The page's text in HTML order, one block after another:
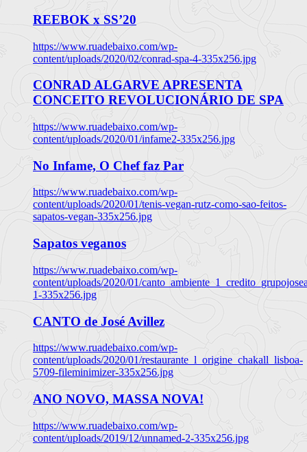
REEBOK x SS’20
https://www.ruadebaixo.com/wp-
content/uploads/2020/02/conrad-spa-4-335x256.jpg
CONRAD ALGARVE APRESENTA
CONCEITO REVOLUCIONÁRIO DE SPA
https://www.ruadebaixo.com/wp-
content/uploads/2020/01/infame2-335x256.jpg
No Infame, O Chef faz Par
https://www.ruadebaixo.com/wp-
content/uploads/2020/01/tenis-vegan-rutz-como-sao-feitos-
sapatos-vegan-335x256.jpg
Sapatos veganos
https://www.ruadebaixo.com/wp-
content/uploads/2020/01/
1-335x256.jpg
CANTO de José Avillez
https://www.ruadebaixo.com/wp-
content/uploads/2020/01/restaurante_l_origine_chakall_lisboa-
5709-fileminimizer-335x256.jpg
ANO NOVO, MASSA NOVA!
https://www.ruadebaixo.com/wp-
content/uploads/2019/12/unnamed-2-335x256.jpg